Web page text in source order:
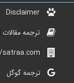
Disclaimer
ترجمه
ترجمه گوگل